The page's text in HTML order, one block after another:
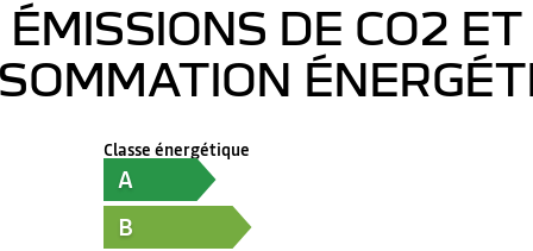
ÉMISSIONS DE CO2 ET
Classe énergétique
A
B